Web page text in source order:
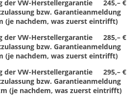
245,– €
der VW-Herstellergarantie
bzw. Garantieanmeldung
(je nachdem, was zuerst eintrifft)
285,– €
der VW-Herstellergarantie
bzw. Garantieanmeldung
(je nachdem, was zuerst eintrifft)
295,– €
der VW-Herstellergarantie
bzw. Garantieanmeldung
(je nachdem, was zuerst eintrifft)